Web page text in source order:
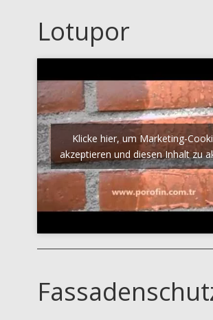
Lotupor
Klicke hier, um Marketing-
akzeptieren und diesen Inhalt zu